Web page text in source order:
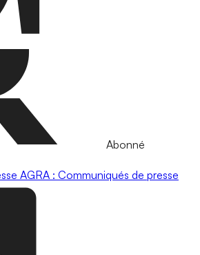
Abonné
AGRA : Communiqués de presse